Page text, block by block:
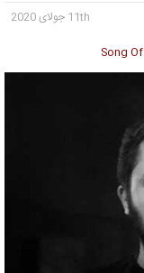
11th جولای 2020
Song Of